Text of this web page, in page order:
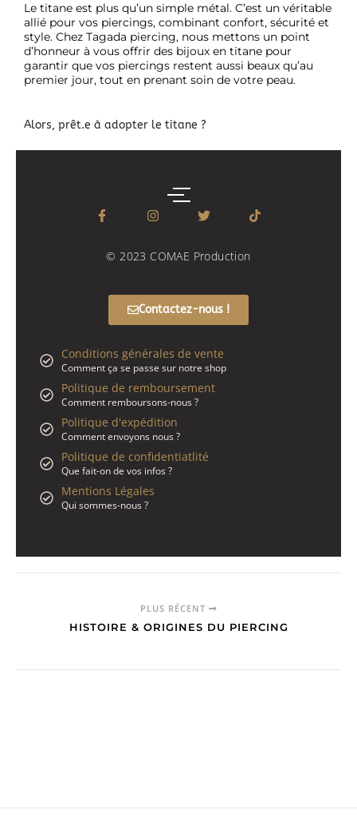
Le titane est plus qu’un simple métal. C’est un véritable
allié pour vos piercings, combinant confort, sécurité et
style. Chez Tagada piercing, nous mettons un point
d’honneur à vous offrir des bijoux en titane pour
garantir que vos piercings restent aussi beaux qu’au
premier jour, tout en prenant soin de votre peau.
Alors, prêt.e à adopter le titane ?
© 2023 COMAE Production
Contactez-nous !
Conditions générales de vente
Comment ça se passe sur notre shop
Politique de remboursement
Comment remboursons-nous ?
Politique d'expédition
Comment envoyons nous ?
Politique de confidentiatlité
Que fait-on de vos infos ?
Mentions Légales
Qui sommes-nous ?
PLUS RÉCENT
HISTOIRE & ORIGINES DU PIERCING